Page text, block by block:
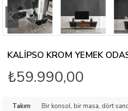
KALIPSO KROM YEMEK
Takım
Bir konsol, bir masa, dört
₺59.990,00